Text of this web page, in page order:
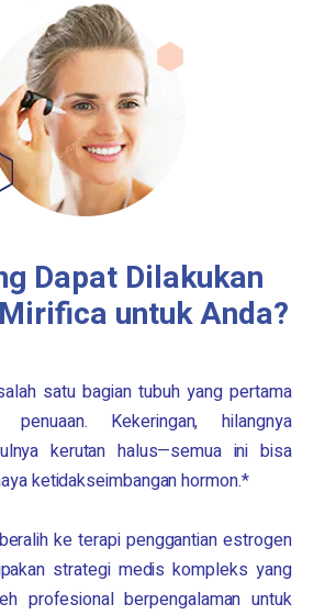
Dapat Dilakukan
untuk Anda?
satu bagian tubuh yang pertama
Kekeringan, hilangnya
kerutan halus—semua ini bisa
ketidakseimbangan hormon.*
ke terapi penggantian estrogen
strategi medis kompleks yang
profesional berpengalaman untuk